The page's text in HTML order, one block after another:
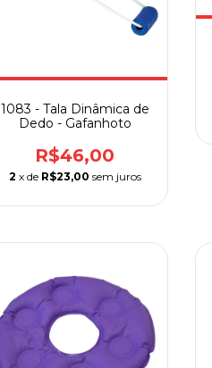
1083 - Tala Dinâmica de
Dedo - Gafanhoto
R$46,00
2 x de R$23,00 sem juros